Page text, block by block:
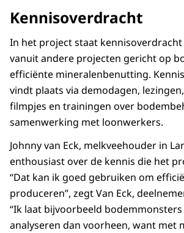
Kennisoverdracht
In het project staat
vanuit andere projecten gericht op
efficiënte mineralenbenutting.
vindt plaats via demodagen,
filmpjes en trainingen over
samenwerking met loonwerkers.
Johnny van Eck, melkveehouder in
enthousiast over de kennis die het
“Dat kan ik goed gebruiken om
produceren”, zegt Van Eck,
“Ik laat bijvoorbeeld
analyseren dan voorheen, want met